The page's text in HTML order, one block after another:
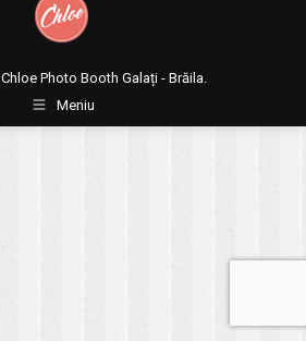
Chloe Photo Booth Galați - Brăila.
Meniu